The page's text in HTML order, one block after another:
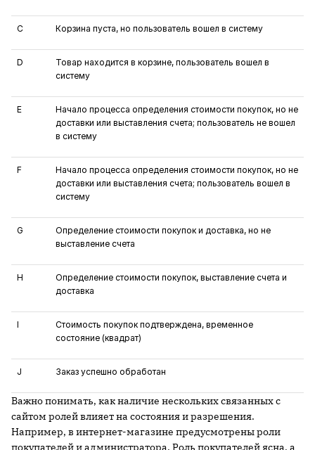
C Корзина пуста, но пользователь вошел в систему
D
Товар находится в корзине, пользователь вошел в
систему
E
Начало процесса определения стоимости покупок, но не
доставки или выставления счета; пользователь не вошел
в систему
F
Начало процесса определения стоимости покупок, но не
доставки или выставления счета; пользователь вошел в
систему
G
Определение стоимости покупок и доставка, но не
выставление счета
H
Определение стоимости покупок, выставление счета и
доставка
I
Стоимость покупок подтверждена, временное
состояние (квадрат)
J Заказ успешно обработан
Важно понимать, как наличие нескольких связанных с
сайтом ролей влияет на состояния и разрешения.
Например, в интернет-магазине предусмотрены роли
покупателей и администратора. Роль покупателей ясна, а